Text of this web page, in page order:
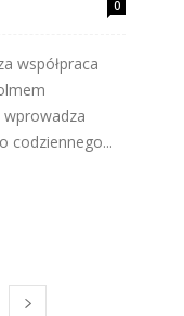
0
współpraca
wprowadza
codziennego...